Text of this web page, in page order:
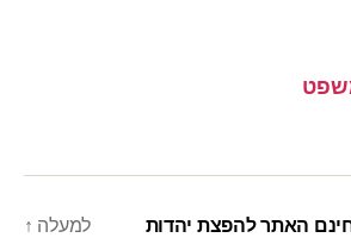
חינם האתר להפצת יהדות
למעלה ↑